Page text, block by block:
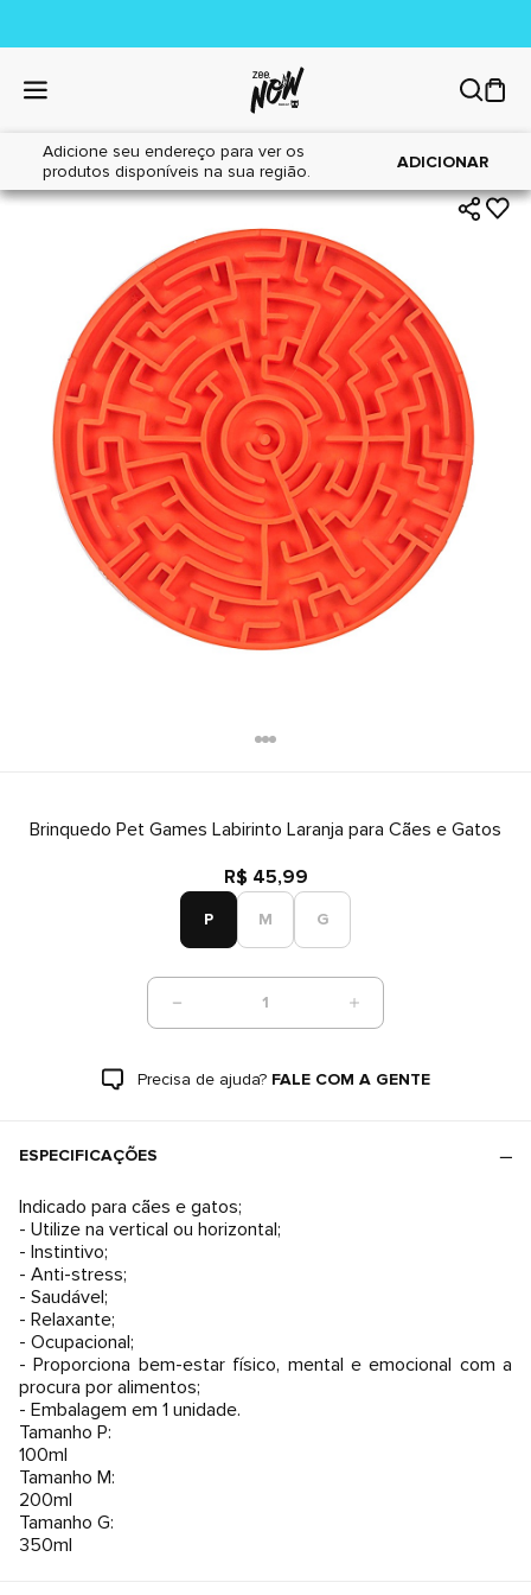
Adicione seu endereço para ver os
produtos disponíveis na sua região.
ADICIONAR
Home|Cães|Brinquedos
Brinquedo Pet Games Labirinto Laranja para Cães e Gatos
R$ 45,99
P M G
1
Precisa de ajuda? FALE COM A GENTE
ESPECIFICAÇÕES
Indicado para cães e gatos;
- Utilize na vertical ou horizontal;
- Instintivo;
- Anti-stress;
- Saudável;
- Relaxante;
- Ocupacional;
- Proporciona bem-estar físico, mental e emocional com a
procura por alimentos;
- Embalagem em 1 unidade.
Tamanho P:
100ml
Tamanho M:
200ml
Tamanho G:
350ml